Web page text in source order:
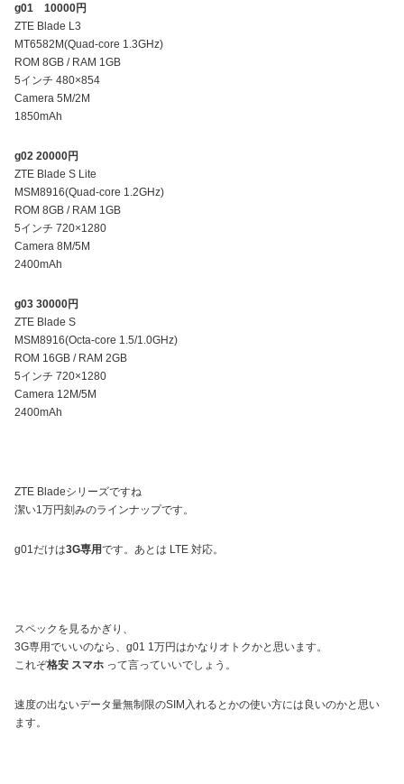
g01 10000円
ZTE Blade L3
MT6582M(Quad-core 1.3GHz)
ROM 8GB / RAM 1GB
5インチ 480×854
Camera 5M/2M
1850mAh
g02 20000円
ZTE Blade S Lite
MSM8916(Quad-core 1.2GHz)
ROM 8GB / RAM 1GB
5インチ 720×1280
Camera 8M/5M
2400mAh
g03 30000円
ZTE Blade S
MSM8916(Octa-core 1.5/1.0GHz)
ROM 16GB / RAM 2GB
5インチ 720×1280
Camera 12M/5M
2400mAh
ZTE Bladeシリーズですね
潔い1万円刻みのラインナップです。
g01だけは3G専用です。あとは LTE 対応。
スペックを見るかぎり、
3G専用でいいのなら、g01 1万円はかなりオトクかと思います。
これぞ格安 スマホ って言っていいでしょう。
速度の出ないデータ量無制限のSIM入れるとかの使い方には良いのかと思い
ます。